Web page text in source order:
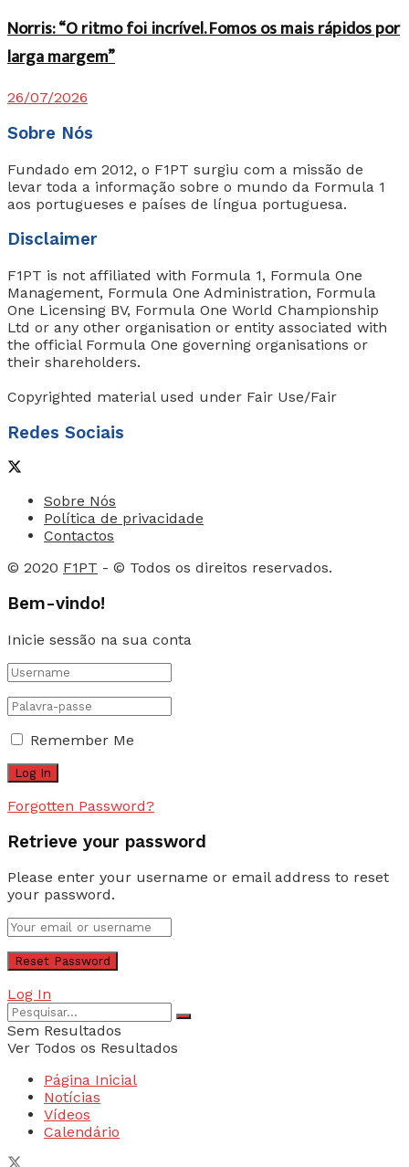
Norris: “O ritmo foi incrível. Fomos os mais rápidos por
larga margem”
26/07/2026
Sobre Nós
Fundado em 2012, o F1PT surgiu com a missão de
levar toda a informação sobre o mundo da Formula 1
aos portugueses e países de língua portuguesa.
Disclaimer
F1PT is not affiliated with Formula 1, Formula One
Management, Formula One Administration, Formula
One Licensing BV, Formula One World Championship
Ltd or any other organisation or entity associated with
the official Formula One governing organisations or
their shareholders.
Copyrighted material used under Fair Use/Fair
Redes Sociais
Sobre Nós
Política de privacidade
Contactos
© 2020 F1PT - © Todos os direitos reservados.
Bem-vindo!
Inicie sessão na sua conta
Remember Me
Forgotten Password?
Retrieve your password
Please enter your username or email address to reset
your password.
Log In
Sem Resultados
Ver Todos os Resultados
Página Inicial
Notícias
Vídeos
Calendário